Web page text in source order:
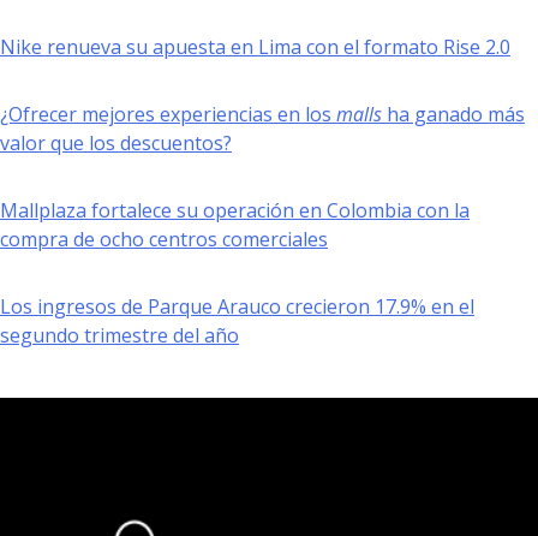
Nike renueva su apuesta en Lima con el formato Rise 2.0
¿Ofrecer mejores experiencias en los malls ha ganado más
valor que los descuentos?
Mallplaza fortalece su operación en Colombia con la
compra de ocho centros comerciales
Los ingresos de Parque Arauco crecieron 17.9% en el
segundo trimestre del año